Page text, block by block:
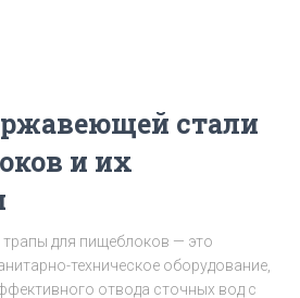
стали
и их
для пищеблоков — это
техническое оборудование,
отвода сточных вод с